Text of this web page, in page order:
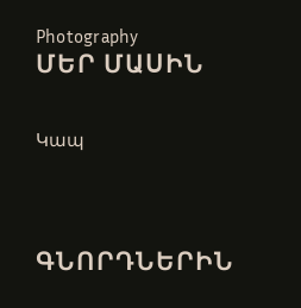
Photography
ՄԵՐ ՄԱՍԻՆ
Կապ
ԳՆՈՐԴՆԵՐԻՆ